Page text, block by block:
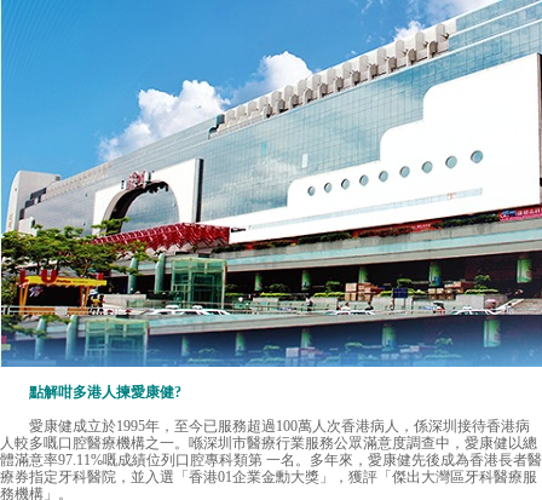
點解咁多港人揀愛康健?
愛康健成立於1995年，至今已服務超過100萬人次香港病人，係深圳接待香港病
人較多嘅口腔醫療機構之一。喺深圳市醫療行業服務公眾滿意度調查中，愛康健以總
體滿意率97.11%嘅成績位列口腔專科類第 一名。多年來，愛康健先後成為香港長者醫
療券指定牙科醫院，並入選「香港01企業金勳大獎」，獲評「傑出大灣區牙科醫療服
務機構」。